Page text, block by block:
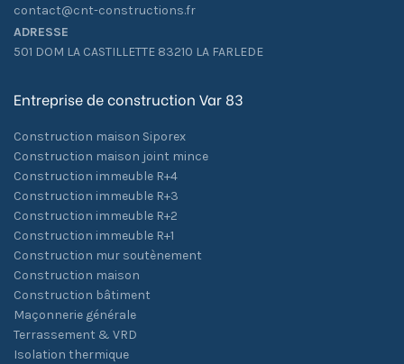
contact@cnt-constructions.fr
ADRESSE
501 DOM LA CASTILLETTE 83210 LA FARLEDE
Entreprise de construction Var 83
Construction maison Siporex
Construction maison joint mince
Construction immeuble R+4
Construction immeuble R+3
Construction immeuble R+2
Construction immeuble R+1
Construction mur soutènement
Construction maison
Construction bâtiment
Maçonnerie générale
Terrassement & VRD
Isolation thermique